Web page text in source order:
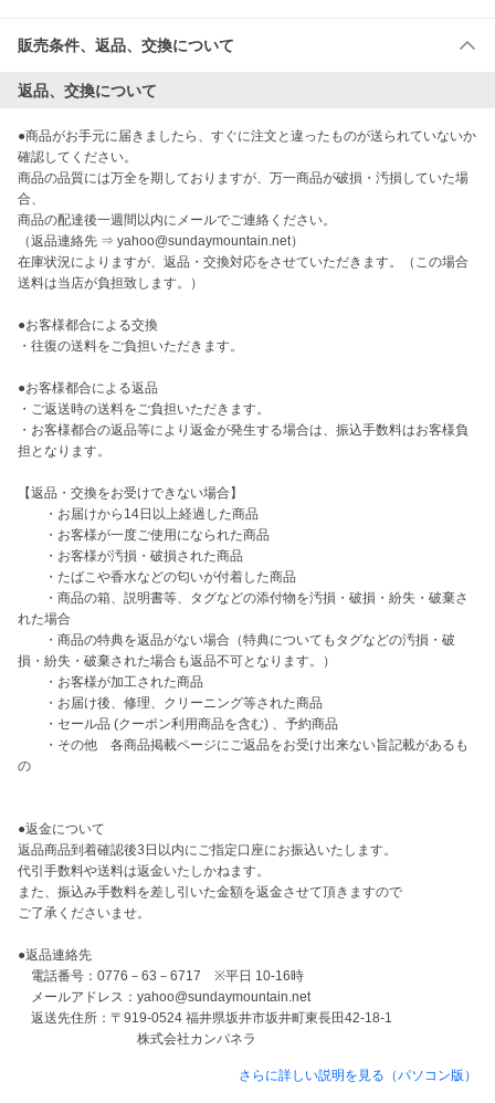
販売条件、返品、交換について
返品、交換について
●商品がお手元に届きましたら、すぐに注文と違ったものが送られていないか
確認してください。
商品の品質には万全を期しておりますが、万一商品が破損・汚損していた場
合、
商品の配達後一週間以内にメールでご連絡ください。
（返品連絡先 ⇒ yahoo@sundaymountain.net）
在庫状況によりますが、返品・交換対応をさせていただきます。（この場合
送料は当店が負担致します。）
●お客様都合による交換
・往復の送料をご負担いただきます。
●お客様都合による返品
・ご返送時の送料をご負担いただきます。
・お客様都合の返品等により返金が発生する場合は、振込手数料はお客様負
担となります。
【返品・交換をお受けできない場合】
・お届けから14日以上経過した商品
・お客様が一度ご使用になられた商品
・お客様が汚損・破損された商品
・たばこや香水などの匂いが付着した商品
・商品の箱、説明書等、タグなどの添付物を汚損・破損・紛失・破棄さ
れた場合
・商品の特典を返品がない場合（特典についてもタグなどの汚損・破
損・紛失・破棄された場合も返品不可となります。）
・お客様が加工された商品
・お届け後、修理、クリーニング等された商品
・セール品 (クーポン利用商品を含む) 、予約商品
・その他　各商品掲載ページにご返品をお受け出来ない旨記載があるも
の
●返金について
返品商品到着確認後3日以内にご指定口座にお振込いたします。
代引手数料や送料は返金いたしかねます。
また、振込み手数料を差し引いた金額を返金させて頂きますので
ご了承くださいませ。
●返品連絡先
電話番号：0776－63－6717　※平日 10-16時
メールアドレス：yahoo@sundaymountain.net
返送先住所：〒919-0524 福井県坂井市坂井町東長田42-18-1
株式会社カンパネラ
さらに詳しい説明を見る（パソコン版）